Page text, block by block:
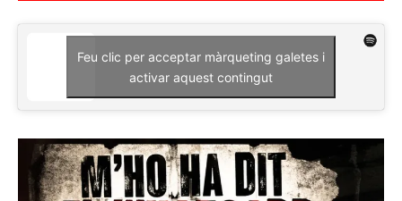
Feu clic per acceptar màrqueting galetes i
activar aquest contingut